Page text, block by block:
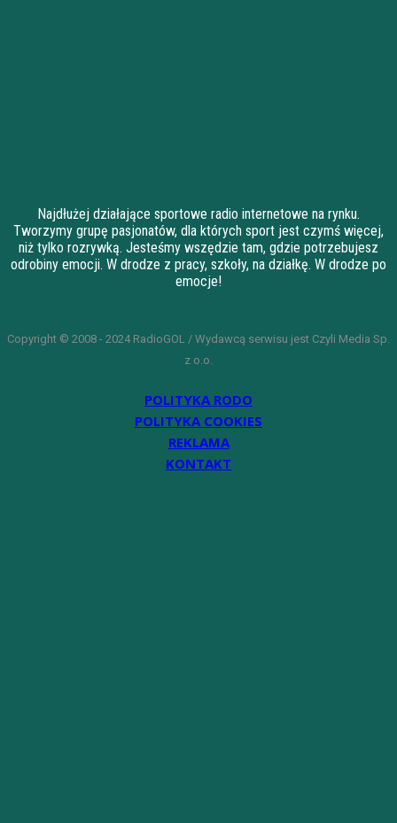
Najdłużej działające sportowe radio internetowe na rynku.
Tworzymy grupę pasjonatów, dla których sport jest czymś więcej,
niż tylko rozrywką. Jesteśmy wszędzie tam, gdzie potrzebujesz
odrobiny emocji. W drodze z pracy, szkoły, na działkę. W drodze po
emocje!
Copyright © 2008 - 2024 RadioGOL / Wydawcą serwisu jest Czyli Media Sp.
z o.o.
POLITYKA RODO
POLITYKA COOKIES
REKLAMA
KONTAKT